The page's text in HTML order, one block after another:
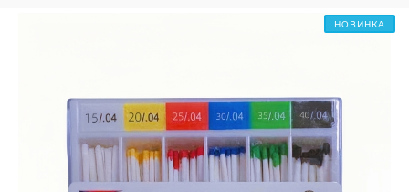
НОВИНКА